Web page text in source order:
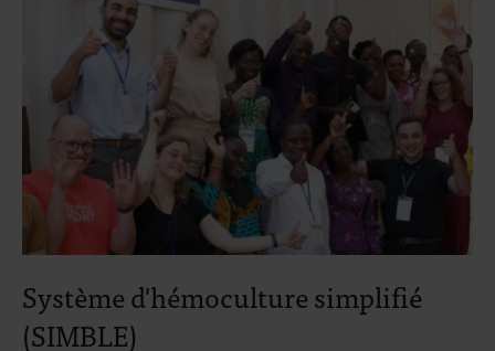
Système d'hémoculture simplifié
(SIMBLE)